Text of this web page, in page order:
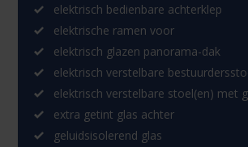
elektrisch bedienbare achterklep
elektrische ramen voor
elektrisch glazen panorama-dak
elektrisch verstelbare
elektrisch verstelbare stoel(en) met
extra getint glas achter
geluidsisolerend glas